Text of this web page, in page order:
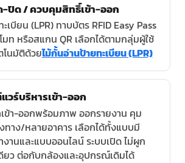
-ปิด / ควบคุมสิทธิ์เข้า-ออก
เบียน (LPR) ทาบบัตร RFID Easy Pass
ท หรือสแกน QR เลือกได้ตามกลุ่มผู้ใช้
นมัติด้วยไม้กั้นอ่านป้ายทะเบียน (LPR)
วร์บริหารเข้า-ออก
ข้า-ออกพร้อมภาพ ออกรายงาน คุม
ทาง/หลายอาคาร เลือกได้ทั้งแบบมี
านและแบบออนไลน์ ระบบเปิด ไม่ผูก
ยว ต่อกับกล้องและอุปกรณ์เดิมได้